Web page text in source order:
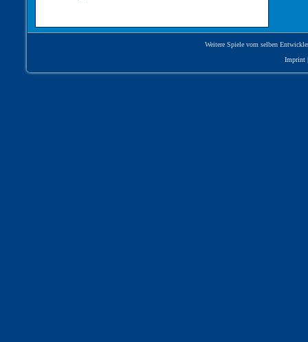
Weitere Spiele vom selben
Imprint